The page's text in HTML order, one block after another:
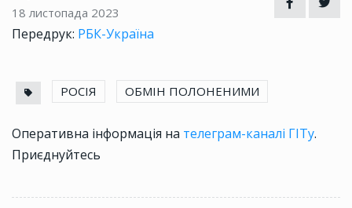
18 листопада 2023
Передрук: РБК-Україна
РОСІЯ ОБМІН ПОЛОНЕНИМИ
Оперативна інформація на телеграм-каналі ГІТу.
Приєднуйтесь